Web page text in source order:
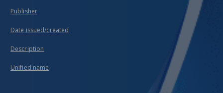
Publisher
Date issued/created
Description
Unified name